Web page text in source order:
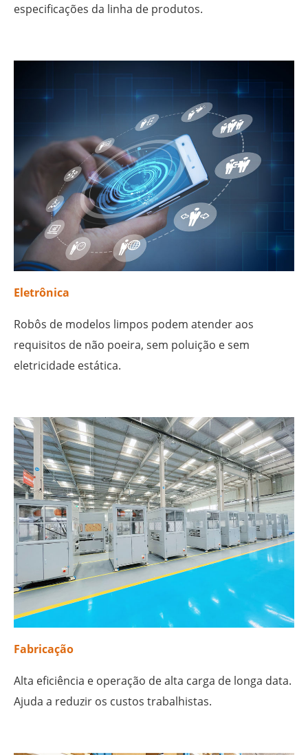
especificações da linha de produtos.
Eletrônica
Robôs de modelos limpos podem atender aos
requisitos de não poeira, sem poluição e sem
eletricidade estática.
Fabricação
Alta eficiência e operação de alta carga de longa data.
Ajuda a reduzir os custos trabalhistas.